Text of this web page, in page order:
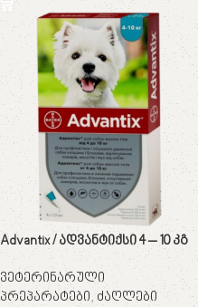
Advantix / ადვანტიქსი 4 – 10 კგ
ვეტერინარული
პრეპარატები, ძაღლები